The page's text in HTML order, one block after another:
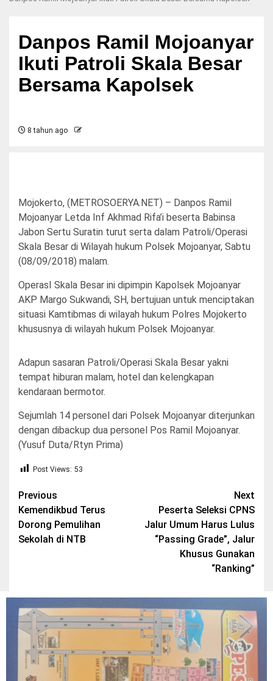
Danpos Ramil Mojoanyar
Ikuti Patroli Skala Besar
Bersama Kapolsek
8 tahun ago
Mojokerto, (METROSOERYA.NET) – Danpos Ramil
Mojoanyar Letda Inf Akhmad Rifa’i beserta Babinsa
Jabon Sertu Suratin turut serta dalam Patroli/Operasi
Skala Besar di Wilayah hukum Polsek Mojoanyar, Sabtu
(08/09/2018) malam.
OperasI Skala Besar ini dipimpin Kapolsek Mojoanyar
AKP Margo Sukwandi, SH, bertujuan untuk menciptakan
situasi Kamtibmas di wilayah hukum Polres Mojokerto
khususnya di wilayah hukum Polsek Mojoanyar.
Adapun sasaran Patroli/Operasi Skala Besar yakni
tempat hiburan malam, hotel dan kelengkapan
kendaraan bermotor.
Sejumlah 14 personel dari Polsek Mojoanyar diterjunkan
dengan dibackup dua personel Pos Ramil Mojoanyar.
(Yusuf Duta/Rtyn Prima)
Post Views: 53
Post
navigation
Previous
Kemendikbud Terus
Dorong Pemulihan
Sekolah di NTB
Next
Peserta Seleksi CPNS
Jalur Umum Harus Lulus
“Passing Grade”, Jalur
Khusus Gunakan
“Ranking”